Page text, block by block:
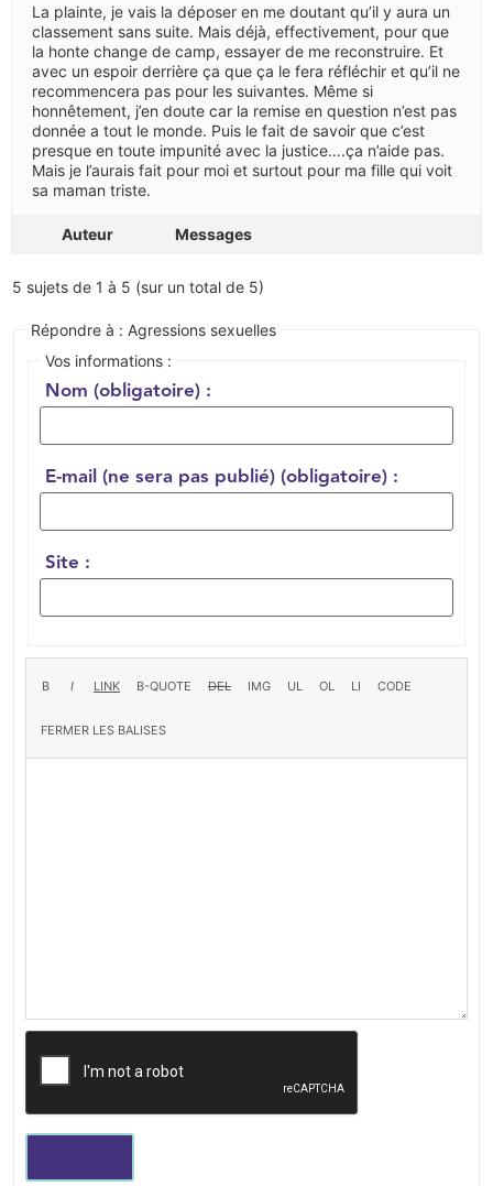
La plainte, je vais la déposer en me doutant qu’il y aura un
classement sans suite. Mais déjà, effectivement, pour que
la honte change de camp, essayer de me reconstruire. Et
avec un espoir derrière ça que ça le fera réfléchir et qu’il ne
recommencera pas pour les suivantes. Même si
honnêtement, j’en doute car la remise en question n’est pas
donnée a tout le monde. Puis le fait de savoir que c’est
presque en toute impunité avec la justice….ça n’aide pas.
Mais je l’aurais fait pour moi et surtout pour ma fille qui voit
sa maman triste.
Auteur Messages
5 sujets de 1 à 5 (sur un total de 5)
Répondre à : Agressions sexuelles
Vos informations :
Nom (obligatoire) :
E-mail (ne sera pas publié) (obligatoire) :
Site :